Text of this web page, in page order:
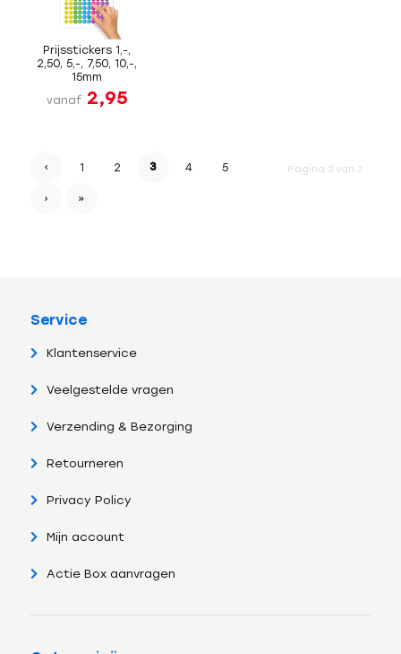
Prijsstickers 1,-,
2,50, 5,-, 7,50, 10,-,
15mm
vanaf 2,95
Pagina 3 van 7
‹ 1 2 3 4 5
› »
Service
Klantenservice
Veelgestelde vragen
Verzending & Bezorging
Retourneren
Privacy Policy
Mijn account
Actie Box aanvragen